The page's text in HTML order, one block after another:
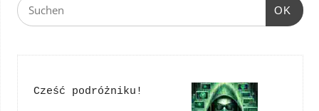
OK
Cześć podróżniku!